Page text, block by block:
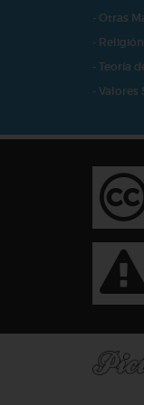
- Otras
- Religión
- Teoría
- Valores